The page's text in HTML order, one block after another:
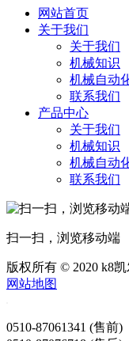
网站首页
关于我们
关于我们
机械知识
机械自动
联系我们
产品中心
关于我们
机械知识
机械自动
联系我们
扫一扫，浏览移动端
版权所有 © 2020 k8
网站地图
0510-87061341 (售前)